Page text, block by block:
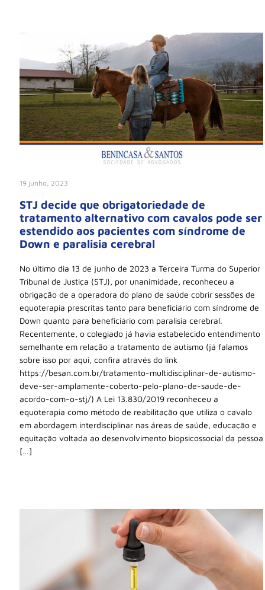
19 junho, 2023
STJ decide que obrigatoriedade de
tratamento alternativo com cavalos pode ser
estendido aos pacientes com síndrome de
Down e paralisia cerebral
No último dia 13 de junho de 2023 a Terceira Turma do Superior
Tribunal de Justiça (STJ), por unanimidade, reconheceu a
obrigação de a operadora do plano de saúde cobrir sessões de
equoterapia prescritas tanto para beneficiário com síndrome de
Down quanto para beneficiário com paralisia cerebral.
Recentemente, o colegiado já havia estabelecido entendimento
semelhante em relação a tratamento de autismo (já falamos
sobre isso por aqui, confira através do link
https://besan.com.br/tratamento-multidisciplinar-de-autismo-
deve-ser-amplamente-coberto-pelo-plano-de-saude-de-
acordo-com-o-stj/) A Lei 13.830/2019 reconheceu a
equoterapia como método de reabilitação que utiliza o cavalo
em abordagem interdisciplinar nas áreas de saúde, educação e
equitação voltada ao desenvolvimento biopsicossocial da pessoa
[…]